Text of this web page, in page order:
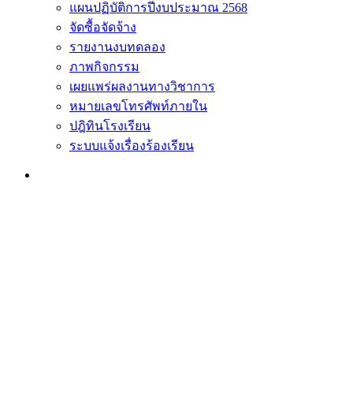
แผนปฏิบัติการปีงบประมาณ 2568
จัดซื้อจัดจ้าง
รายงานงบทดลอง
ภาพกิจกรรม
เผยแพร่ผลงานทางวิชาการ
หมายเลขโทรศัพท์ภายใน
ปฎิทินโรงเรียน
ระบบแจ้งเรื่องร้องเรียน